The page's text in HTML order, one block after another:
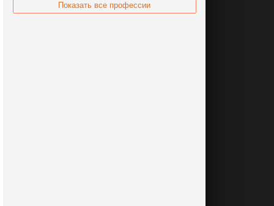
Показать все профессии